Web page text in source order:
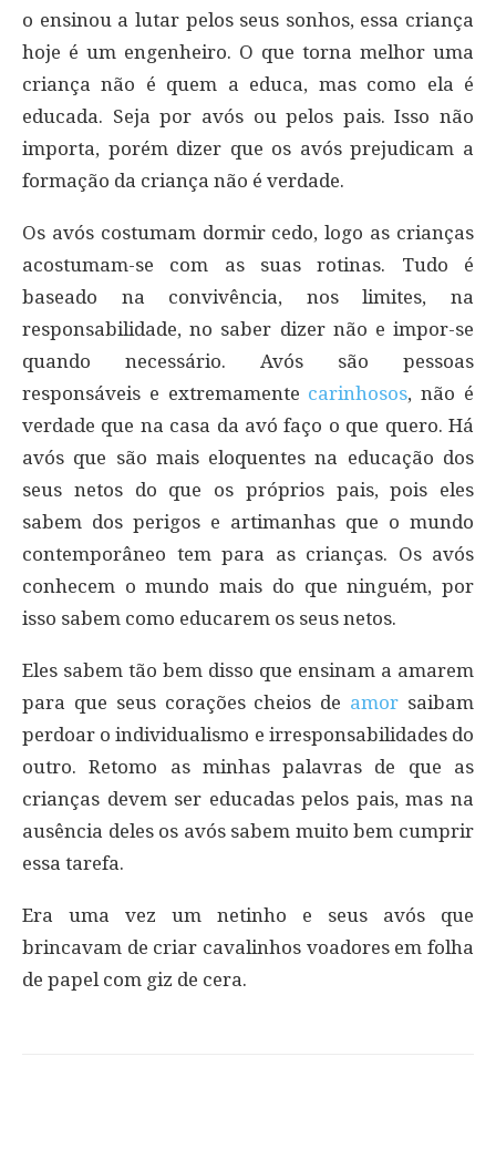
o ensinou a lutar pelos seus sonhos, essa criança
hoje é um engenheiro. O que torna melhor uma
criança não é quem a educa, mas como ela é
educada. Seja por avós ou pelos pais. Isso não
importa, porém dizer que os avós prejudicam a
formação da criança não é verdade.
Os avós costumam dormir cedo, logo as crianças
acostumam-se com as suas rotinas. Tudo é
baseado na convivência, nos limites, na
responsabilidade, no saber dizer não e impor-se
quando necessário. Avós são pessoas
responsáveis e extremamente carinhosos, não é
verdade que na casa da avó faço o que quero. Há
avós que são mais eloquentes na educação dos
seus netos do que os próprios pais, pois eles
sabem dos perigos e artimanhas que o mundo
contemporâneo tem para as crianças. Os avós
conhecem o mundo mais do que ninguém, por
isso sabem como educarem os seus netos.
Eles sabem tão bem disso que ensinam a amarem
para que seus corações cheios de amor saibam
perdoar o individualismo e irresponsabilidades do
outro. Retomo as minhas palavras de que as
crianças devem ser educadas pelos pais, mas na
ausência deles os avós sabem muito bem cumprir
essa tarefa.
Era uma vez um netinho e seus avós que
brincavam de criar cavalinhos voadores em folha
de papel com giz de cera.